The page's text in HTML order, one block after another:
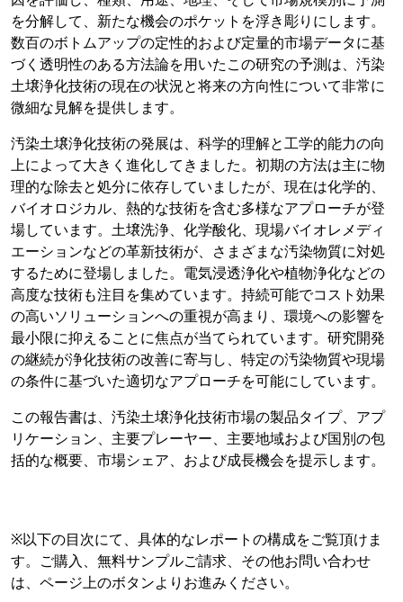
を分解して、新たな機会のポケットを浮き彫りにします。
数百のボトムアップの定性的および定量的市場データに基
づく透明性のある方法論を用いたこの研究の予測は、汚染
土壌浄化技術の現在の状況と将来の方向性について非常に
微細な見解を提供します。
汚染土壌浄化技術の発展は、科学的理解と工学的能力の向
上によって大きく進化してきました。初期の方法は主に物
理的な除去と処分に依存していましたが、現在は化学的、
バイオロジカル、熱的な技術を含む多様なアプローチが登
場しています。土壌洗浄、化学酸化、現場バイオレメディ
エーションなどの革新技術が、さまざまな汚染物質に対処
するために登場しました。電気浸透浄化や植物浄化などの
高度な技術も注目を集めています。持続可能でコスト効果
の高いソリューションへの重視が高まり、環境への影響を
最小限に抑えることに焦点が当てられています。研究開発
の継続が浄化技術の改善に寄与し、特定の汚染物質や現場
の条件に基づいた適切なアプローチを可能にしています。
この報告書は、汚染土壌浄化技術市場の製品タイプ、アプ
リケーション、主要プレーヤー、主要地域および国別の包
括的な概要、市場シェア、および成長機会を提示します。
※以下の目次にて、具体的なレポートの構成をご覧頂けま
す。ご購入、無料サンプルご請求、その他お問い合わせ
は、ページ上のボタンよりお進みください。